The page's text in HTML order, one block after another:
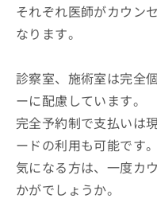
それぞれ医師がカウン
なります。
診察室、施術室は完全
ーに配慮しています。
完全予約制で支払いは
ードの利用も可能です。
気になる方は、一度カ
かがでしょうか。